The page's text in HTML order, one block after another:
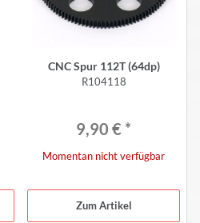
CNC Spur 112T (64dp)
R104118
9,90 € *
Momentan nicht verfügbar
Zum Artikel